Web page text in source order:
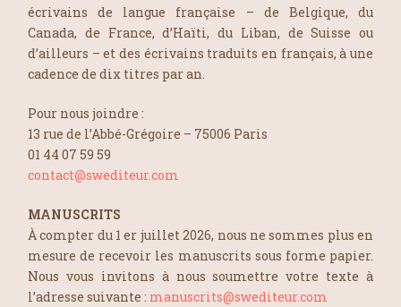
écrivains de langue française – de Belgique, du
Canada, de France, d’Haïti, du Liban, de Suisse ou
d’ailleurs – et des écrivains traduits en français, à une
cadence de dix titres par an.
Pour nous joindre :
13 rue de l’Abbé-Grégoire – 75006 Paris
01 44 07 59 59
contact@swediteur.com
MANUSCRITS
À compter du 1 er juillet 2026, nous ne sommes plus en
mesure de recevoir les manuscrits sous forme papier.
Nous vous invitons à nous soumettre votre texte à
l’adresse suivante : manuscrits@swediteur.com